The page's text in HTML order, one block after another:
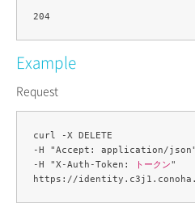
Example
Request
curl -X DELETE
-H "Accept: application/
-H "X-Auth-Token:
トークン"
https://